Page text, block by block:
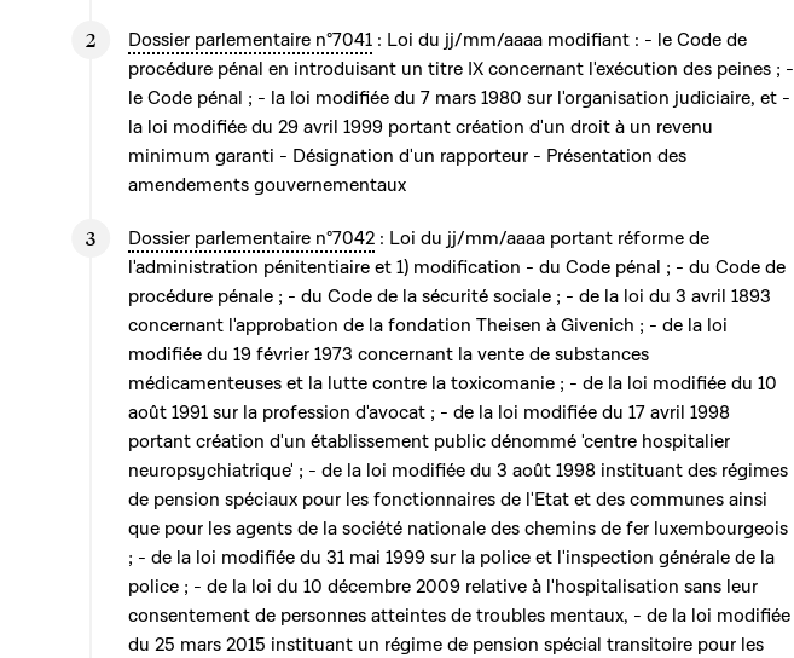
Dossier parlementaire n°7041 : Loi du jj/mm/aaaa modifiant : - le Code de
procédure pénal en introduisant un titre IX concernant l'exécution des peines ; -
le Code pénal ; - la loi modifiée du 7 mars 1980 sur l'organisation judiciaire, et -
la loi modifiée du 29 avril 1999 portant création d'un droit à un revenu
minimum garanti - Désignation d'un rapporteur - Présentation des
amendements gouvernementaux
Dossier parlementaire n°7042 : Loi du jj/mm/aaaa portant réforme de
l'administration pénitentiaire et 1) modification - du Code pénal ; - du Code de
procédure pénale ; - du Code de la sécurité sociale ; - de la loi du 3 avril 1893
concernant l'approbation de la fondation Theisen à Givenich ; - de la loi
modifiée du 19 février 1973 concernant la vente de substances
médicamenteuses et la lutte contre la toxicomanie ; - de la loi modifiée du 10
août 1991 sur la profession d'avocat ; - de la loi modifiée du 17 avril 1998
portant création d'un établissement public dénommé 'centre hospitalier
neuropsychiatrique' ; - de la loi modifiée du 3 août 1998 instituant des régimes
de pension spéciaux pour les fonctionnaires de l'Etat et des communes ainsi
que pour les agents de la société nationale des chemins de fer luxembourgeois
; - de la loi modifiée du 31 mai 1999 sur la police et l'inspection générale de la
police ; - de la loi du 10 décembre 2009 relative à l'hospitalisation sans leur
consentement de personnes atteintes de troubles mentaux, - de la loi modifiée
du 25 mars 2015 instituant un régime de pension spécial transitoire pour les